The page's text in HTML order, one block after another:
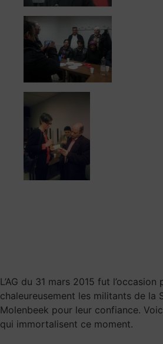
L’AG du 31 mars 2015 fut
chaleureusement les militants de la
Molenbeek pour leur confiance.
qui immortalisent ce moment.